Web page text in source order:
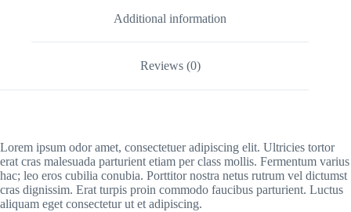
Additional information
Reviews (0)
Lorem ipsum odor amet, consectetuer adipiscing elit. Ultricies tortor
erat cras malesuada parturient etiam per class mollis. Fermentum varius
hac; leo eros cubilia conubia. Porttitor nostra netus rutrum vel dictumst
cras dignissim. Erat turpis proin commodo faucibus parturient. Luctus
aliquam eget consectetur ut et adipiscing.